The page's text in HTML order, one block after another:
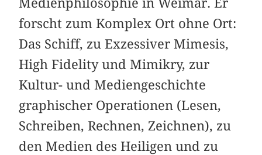
Medienphilosophie in Weimar. Er
forscht zum Komplex Ort ohne Ort:
Das Schiff, zu Exzessiver Mimesis,
High Fidelity und Mimikry, zur
Kultur- und Mediengeschichte
graphischer Operationen (Lesen,
Schreiben, Rechnen, Zeichnen), zu
den Medien des Heiligen und zu